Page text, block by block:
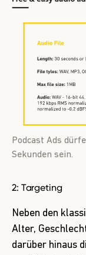
Podcast Ads
Sekunden sein.
2: Targeting
Neben den
Alter,
darüber hinaus